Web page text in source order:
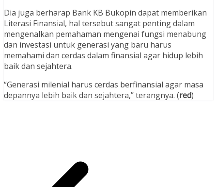
Dia juga berharap Bank KB Bukopin dapat memberikan
Literasi Finansial, hal tersebut sangat penting dalam
mengenalkan pemahaman mengenai fungsi menabung
dan investasi untuk generasi yang baru harus
memahami dan cerdas dalam finansial agar hidup lebih
baik dan sejahtera.
“Generasi milenial harus cerdas berfinansial agar masa
depannya lebih baik dan sejahtera,” terangnya. (red)